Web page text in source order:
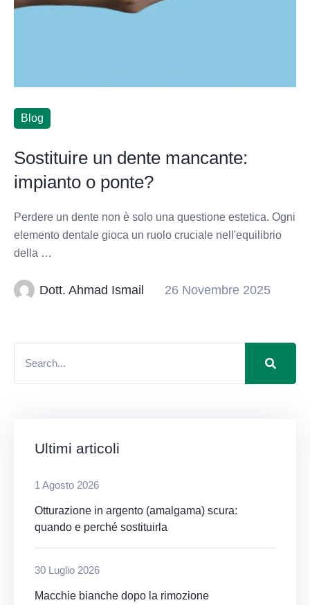
Blog
Sostituire un dente mancante:
impianto o ponte?
Perdere un dente non è solo una questione estetica. Ogni
elemento dentale gioca un ruolo cruciale nell'equilibrio
della …
Dott. Ahmad Ismail 26 Novembre 2025
Ultimi articoli
1 Agosto 2026
Otturazione in argento (amalgama) scura:
quando e perché sostituirla
30 Luglio 2026
Macchie bianche dopo la rimozione